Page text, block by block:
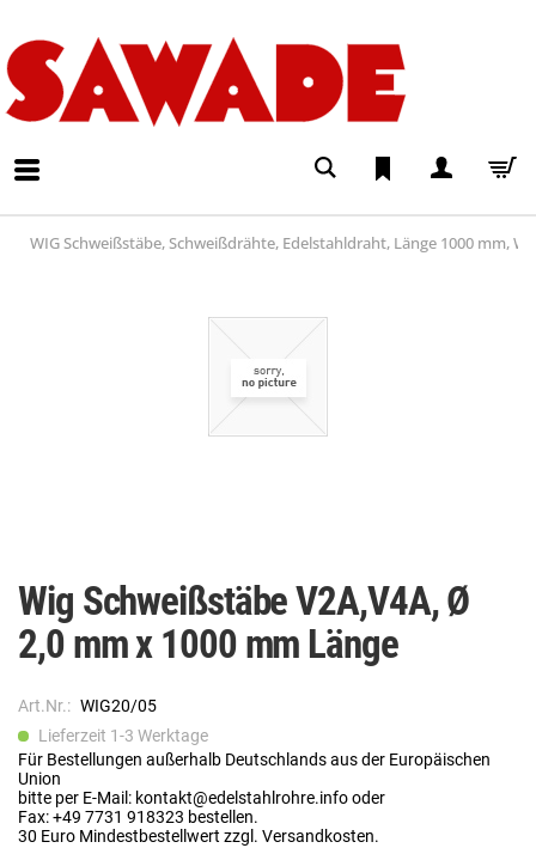
WIG Schweißstäbe, Schweißdrähte, Edelstahldraht, Länge 1000 mm,
Wig Schweißstäbe V2A,V4A, Ø
2,0 mm x 1000 mm Länge
Art.Nr.: WIG20/05
Lieferzeit 1-3 Werktage
Für Bestellungen außerhalb Deutschlands aus der Europäischen
Union
bitte per E-Mail: kontakt@edelstahlrohre.info oder
Fax: +49 7731 918323 bestellen.
30 Euro Mindestbestellwert zzgl. Versandkosten.